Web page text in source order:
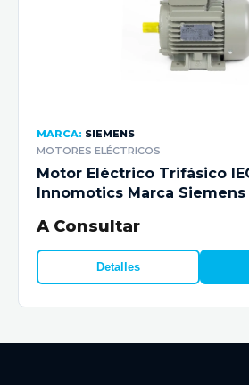
MARCA: SIEMENS
MOTORES ELÉCTRICOS
Motor Eléctrico Trifásico
Innomotics Marca Siemens
A Consultar
Detalles